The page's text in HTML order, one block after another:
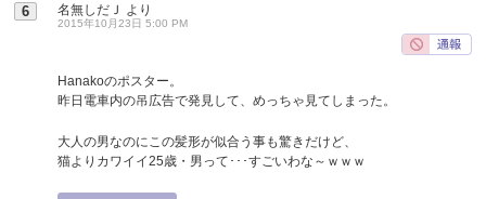
6 名無しだＪ より
2015年10月23日 5:00 PM
Hanakoのポスター。
昨日電車内の吊広告で発見して、めっちゃ見てしまった。
大人の男なのにこの髪形が似合う事も驚きだけど、
猫よりカワイイ25歳・男って･･･すごいわな～ｗｗｗ